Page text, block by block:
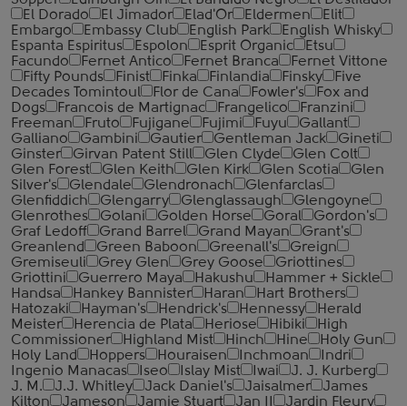
El Dorado
El Jimador Elad'Or Eldermen
Elit
Embargo
Embassy Club English Park
English Whisky
Espanta Espiritus
Espolon Esprit Organic
Etsu
Facundo
Fernet Antico Fernet Branca
Fernet Vittone
Fifty Pounds
Finist Finka Finlandia Finsky
Five
Decades Tomintoul
Flor de Cana Fowler's
Fox and
Dogs
Francois de Martignac Frangelico
Franzini
Freeman
Fruto Fujigane Fujimi Fuyu
Gallant
Galliano
Gambini Gautier Gentleman Jack
Gineti
Ginster
Girvan Patent Still Glen Clyde
Glen Colt
Glen Forest
Glen Keith Glen Kirk Glen Scotia
Glen
Silver's
Glendale Glendronach
Glenfarclas
Glenfiddich
Glengarry Glenglassaugh
Glengoyne
Glenrothes
Golani Golden Horse Goral
Gordon's
Graf Ledoff
Grand Barrel Grand Mayan
Grant's
Greanlend
Green Baboon Greenall's
Greign
Gremiseuli
Grey Glen Grey Goose
Griottines
Griottini
Guerrero Maya Hakushu
Hammer + Sickle
Handsa
Hankey Bannister Haran
Hart Brothers
Hatozaki
Hayman's Hendrick's Hennessy
Herald
Meister
Herencia de Plata Heriose Hibiki
High
Commissioner
Highland Mist Hinch Hine
Holy Gun
Holy Land
Hoppers Houraisen Inchmoan
Indri
Ingenio Manacas
Iseo Islay Mist Iwai
J. J. Kurberg
J. M.
J.J. Whitley Jack Daniel's Jaisalmer
James
Kilton
Jameson Jamie Stuart Jan II
Jardin Fleury